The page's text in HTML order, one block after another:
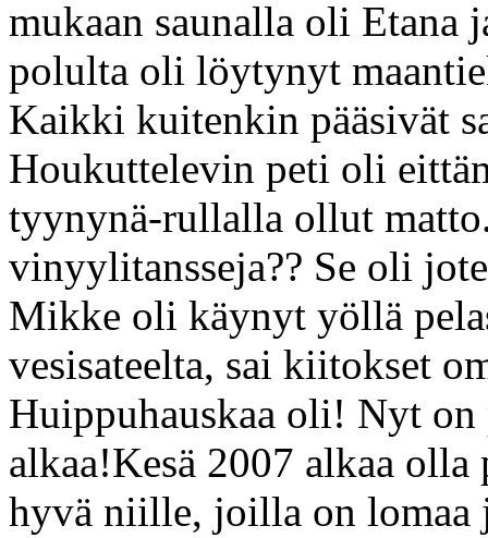
mukaan saunalla oli Etana
polulta oli löytynyt
Kaikki kuitenkin pääsivät
Houkuttelevin peti oli
tyynynä-rullalla ollut
vinyylitansseja?? Se oli
Mikke oli käynyt yöllä
vesisateelta, sai kiitokset
Huippuhauskaa oli! Nyt
alkaa!Kesä 2007 alkaa
hyvä niille, joilla on lomaa